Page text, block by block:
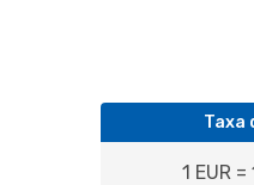
Taxa
1 EUR